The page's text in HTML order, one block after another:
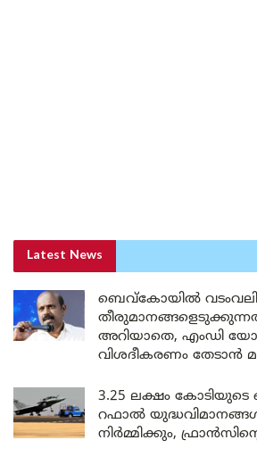
Latest News
ബെവ്കോയിൽ
അറിയാതെ, എംഡി
വിശദീകരണം തേടാൻ
3.25 ലക്ഷം കോടിയുടെ
റഫാൽ
നിർമ്മിക്കും,